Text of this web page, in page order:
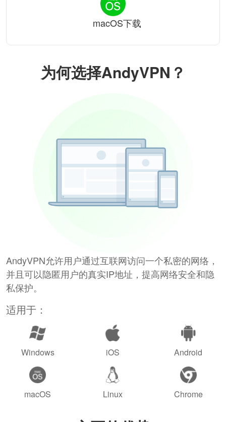
为何选择AndyVPN？
AndyVPN允许用户通过互联网访问一个私密的网络，
并且可以隐匿用户的真实IP地址，提高网络安全和隐
私保护。
适用于：
Windows iOS Android
macOS Linux Chrome
macOS下载